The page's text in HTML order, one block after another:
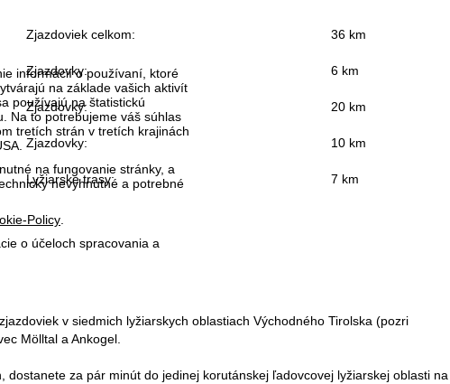
informácií o používaní, ktoré
na základe vašich aktivít
používajú na štatistickú
Na to potrebujeme váš súhlas
tretích strán v tretích krajinách
na fungovanie stránky, a
nevyhnutné a potrebné
Policy
o účeloch spracovania a
Zjazdoviek celkom: 36 km
Zjazdovky: 6 km
Zjazdovky: 20 km
Zjazdovky: 10 km
Lyžiarske trasy: 7 km
v siedmich lyžiarskych oblastiach Východného Tirolska (pozri
Mölltal a Ankogel.
za pár minút do jedinej korutánskej ľadovcovej lyžiarskej oblasti na